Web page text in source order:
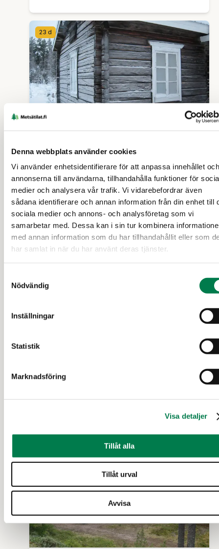
Denna webbplats använder cookies
Vi använder enhetsidentifierare för att anpassa innehållet och
annonserna till användarna, tillhandahålla funktioner för
medier och analysera vår trafik. Vi vidarebefordrar även
sådana identifierare och annan information från din enhet till
sociala medier och annons- och analysföretag som vi
samarbetar med. Dessa kan i sin tur kombinera
med annan information som du har tillhandahållit eller som
har samlat in när du har använt deras tjänster.
Nödvändig
Inställningar
Statistik
Marknadsföring
Visa detaljer
Tillåt alla
Tillåt urval
Avvisa
23 d
SKOGSFASTIGHET (FASTIGHET)
Otsola 615-407-20-71
Pudasjärvi
79 000 € ca 10,536 ha
37 d
SKOGSFASTIGHET (FASTIGHET)
30 d